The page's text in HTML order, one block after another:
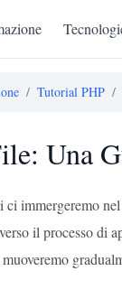
/ Tutorial PHP /
Una
immergeremo
il processo di